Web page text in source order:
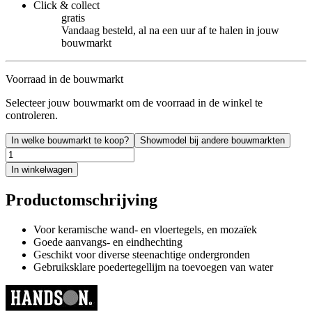
Click & collect
gratis
Vandaag besteld, al na een uur af te halen in jouw
bouwmarkt
Voorraad in de bouwmarkt
Selecteer jouw bouwmarkt om de voorraad in de winkel te
controleren.
In welke bouwmarkt te koop? Showmodel bij andere bouwmarkten
In winkelwagen
Productomschrijving
Voor keramische wand- en vloertegels, en mozaïek
Goede aanvangs- en eindhechting
Geschikt voor diverse steenachtige ondergronden
Gebruiksklare poedertegellijm na toevoegen van water